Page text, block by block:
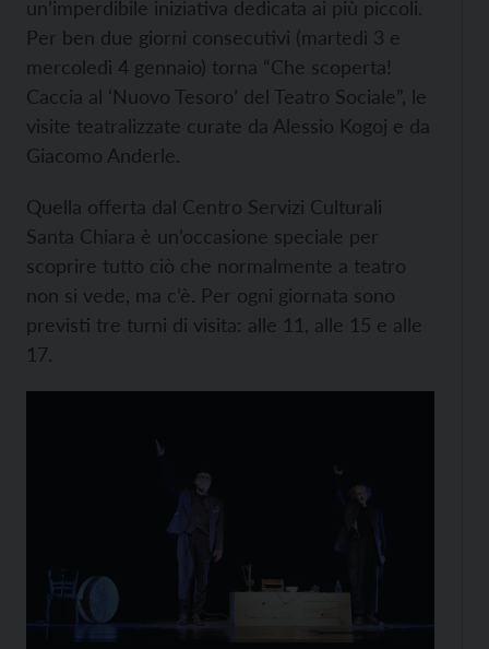
un’imperdibile iniziativa dedicata ai più piccoli.
Per ben due giorni consecutivi (martedì 3 e
mercoledì 4 gennaio) torna “Che scoperta!
Caccia al ‘Nuovo Tesoro’ del Teatro Sociale”, le
visite teatralizzate curate da Alessio Kogoj e da
Giacomo Anderle.
Quella offerta dal Centro Servizi Culturali
Santa Chiara è un’occasione speciale per
scoprire tutto ciò che normalmente a teatro
non si vede, ma c’è. Per ogni giornata sono
previsti tre turni di visita: alle 11, alle 15 e alle
17.